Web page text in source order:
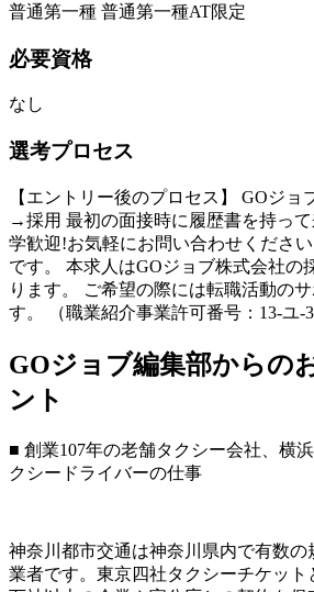
普通第一種 普通第一種AT限定
必要資格
なし
選考プロセス
【エントリー後のプロセス】 GOジ
→採用 最初の面接時に履歴書を持っ
学歓迎!お気軽にお問い合わせくださ
です。 本求人はGOジョブ株式会社の
ります。 ご希望の際には転職活動の
す。 （職業紹介事業許可番号：13-ユ-
GOジョブ編集部からの
ント
■ 創業107年の老舗タクシー会社、横
クシードライバーの仕事
神奈川都市交通は神奈川県内で有数
業者です。東京四社タクシーチケット